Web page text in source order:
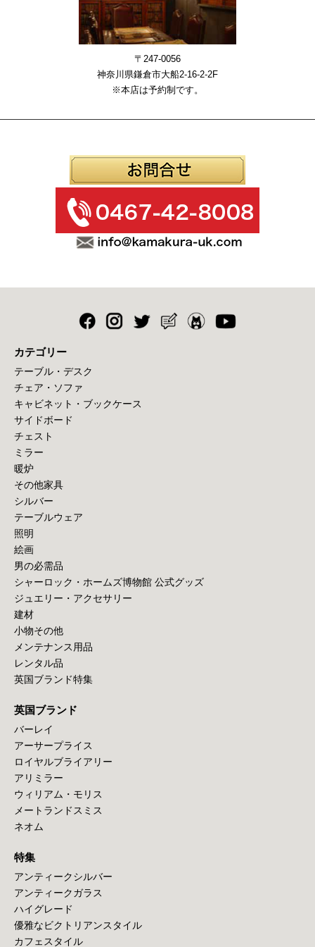
〒247-0056
神奈川県鎌倉市大船2-16-2-2F
※本店は予約制です。
カテゴリー
テーブル・デスク
チェア・ソファ
キャビネット・ブックケース
サイドボード
チェスト
ミラー
暖炉
その他家具
シルバー
テーブルウェア
照明
絵画
男の必需品
シャーロック・ホームズ博物館 公式グッズ
ジュエリー・アクセサリー
建材
小物その他
メンテナンス用品
レンタル品
英国ブランド特集
英国ブランド
バーレイ
アーサープライス
ロイヤルブライアリー
アリミラー
ウィリアム・モリス
メートランドスミス
ネオム
特集
アンティークシルバー
アンティークガラス
ハイグレード
優雅なビクトリアンスタイル
カフェスタイル